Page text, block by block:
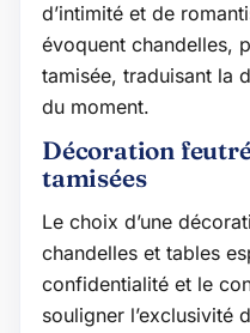
d’intimité et de
évoquent chandelles,
tamisée, traduisant la
du moment.
Décoration
tamisées
Le choix d’une
chandelles et tables
confidentialité et le
souligner l’exclusivité